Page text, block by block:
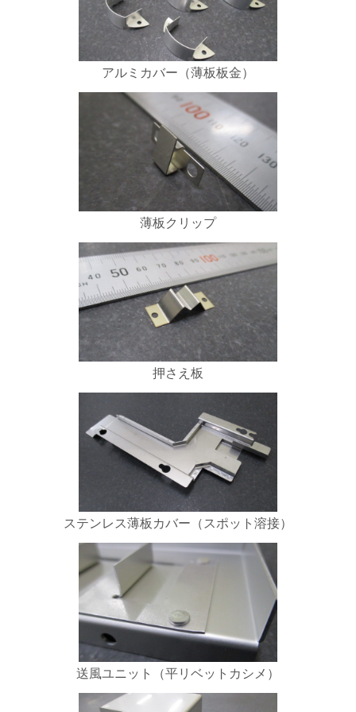
アルミカバー（薄板板金）
薄板クリップ
押さえ板
ステンレス薄板カバー（スポット溶接）
送風ユニット（平リベットカシメ）